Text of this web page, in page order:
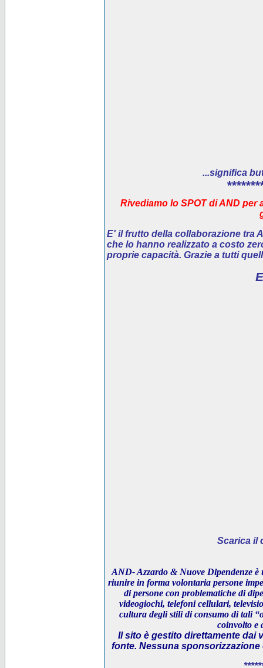
...significa
Rivediamo lo SPOT di AND
E' ilfrutto della collaborazione tra
che lo hanno realizzato a costo
proprie capacità. Grazie a tutti
Scarica il
AND- Azzardo & Nuove Dipendenze è
riunire in forma volontaria persone
di persone con problematiche di
videogiochi, telefoni cellulari,
cultura degli stili di consumo di tali
coinvolto e
Il sito è gestito direttamente dai
fonte. Nessuna